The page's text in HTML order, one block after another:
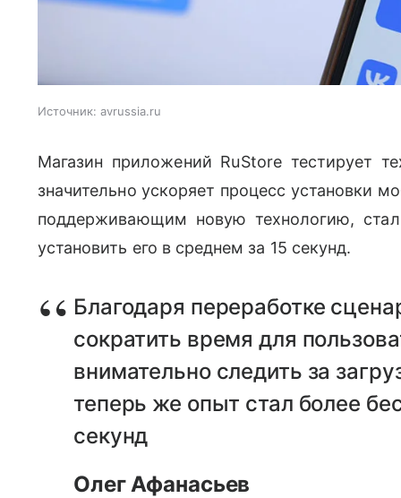
Источник: avrussia.ru
Магазин приложений RuStore тестирует
значительно ускоряет процесс
поддерживающим новую технологию,
установить его в среднем за 15 секунд.
Благодаря переработке
сократить время для
внимательно следить за
теперь же опыт стал более
секунд
Олег Афанасьев